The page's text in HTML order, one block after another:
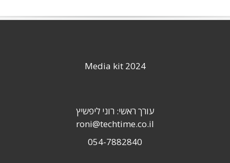
Media kit 2024
עורך ראשי: רוני ליפשיץ
roni@techtime.co.il
054-7882840